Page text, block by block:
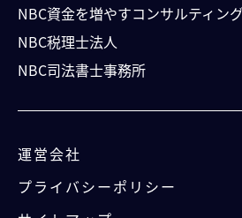
NBC資⾦を増やすコンサルティン
NBC税理士法人
NBC司法書⼠事務所
運営会社
プライバシーポリシー